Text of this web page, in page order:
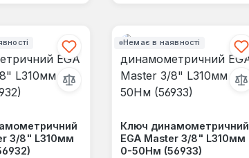
3/8" L310мм
Немає в наявності
Ключ динамометричний
EGA Master 3/8" L310мм
0-50Нм (56933)